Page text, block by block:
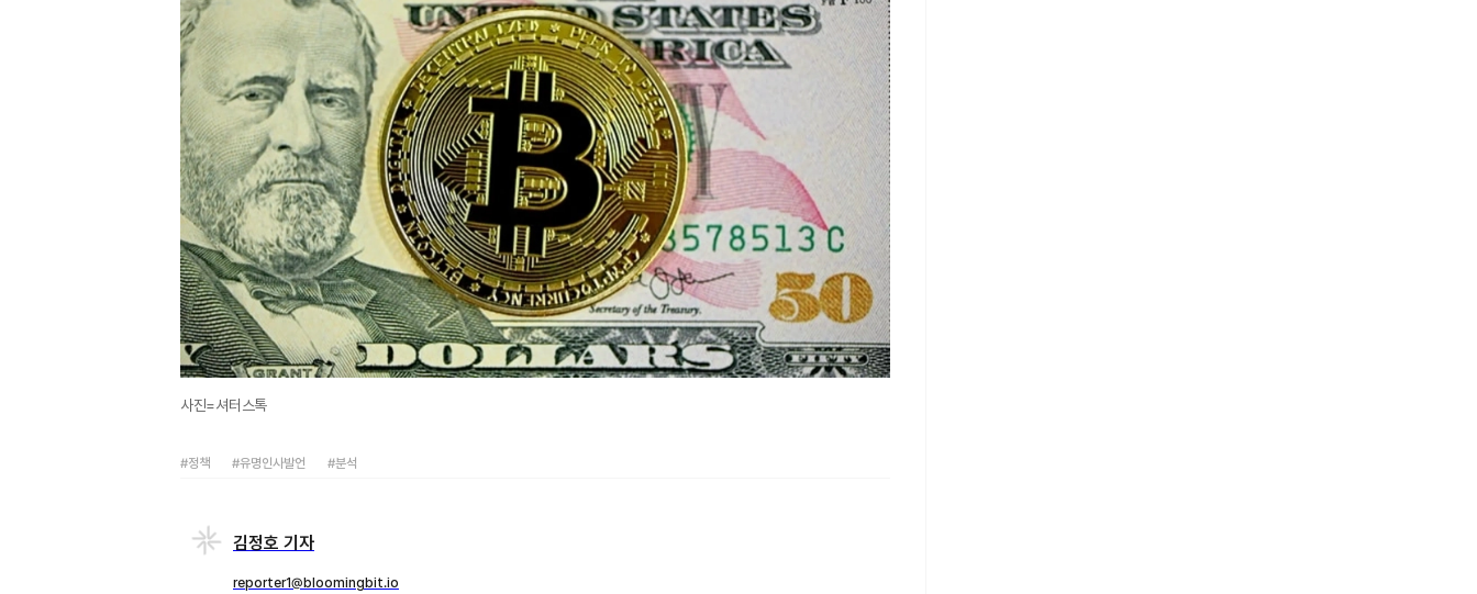
사진=셔터스톡
#정책 #유명인사발언 #분석
김정호 기자
reporter1@bloomingbit.io